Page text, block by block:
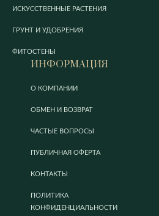
ИСКУССТВЕННЫЕ РАСТЕНИЯ
ГРУНТ И УДОБРЕНИЯ
ФИТОСТЕНЫ
ИНФОРМАЦИЯ
О КОМПАНИИ
ОБМЕН И ВОЗВРАТ
ЧАСТЫЕ ВОПРОСЫ
ПУБЛИЧНАЯ ОФЕРТА
КОНТАКТЫ
ПОЛИТИКА
КОНФИДЕНЦИАЛЬНОСТИ